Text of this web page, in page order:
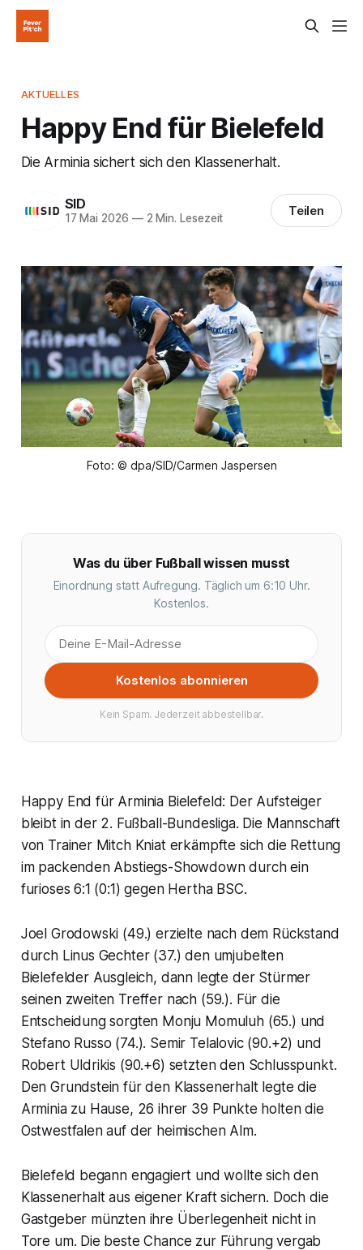
AKTUELLES
Happy End für Bielefeld
Die Arminia sichert sich den Klassenerhalt.
SID
17 Mai 2026 —2 Min. Lesezeit Teilen
Foto: © dpa/SID/Carmen Jaspersen
Was du über Fußball wissen musst
Einordnung statt Aufregung. Täglich um 6:10 Uhr.
Kostenlos.
Kostenlos abonnieren
Kein Spam. Jederzeit abbestellbar.
Happy End für Arminia Bielefeld: Der Aufsteiger
bleibt in der 2. Fußball-Bundesliga. Die Mannschaft
von Trainer Mitch Kniat erkämpfte sich die Rettung
im packenden Abstiegs-Showdown durch ein
furioses 6:1 (0:1) gegen Hertha BSC.
Joel Grodowski (49.) erzielte nach dem Rückstand
durch Linus Gechter (37.) den umjubelten
Bielefelder Ausgleich, dann legte der Stürmer
seinen zweiten Treffer nach (59.). Für die
Entscheidung sorgten Monju Momuluh (65.) und
Stefano Russo (74.). Semir Telalovic (90.+2) und
Robert Uldrikis (90.+6) setzten den Schlusspunkt.
Den Grundstein für den Klassenerhalt legte die
Arminia zu Hause, 26 ihrer 39 Punkte holten die
Ostwestfalen auf der heimischen Alm.
Bielefeld begann engagiert und wollte sich den
Klassenerhalt aus eigener Kraft sichern. Doch die
Gastgeber münzten ihre Überlegenheit nicht in
Tore um. Die beste Chance zur Führung vergab